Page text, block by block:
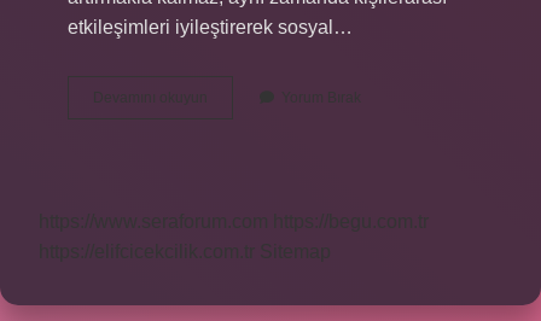
etkileşimleri iyileştirerek sosyal…
Minnettarım
Demek
Yorum Bırak
https://www.seraforum.com
https://begu.com.tr
https://elifcicekcilik.com.tr
Sitemap